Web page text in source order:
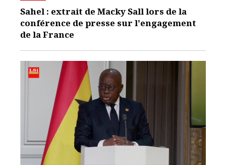
Sahel : extrait de Macky Sall lors de la
conférence de presse sur l'engagement
de la France